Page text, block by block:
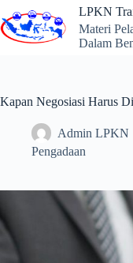
to
content
LPKN
Materi
Dalam
Kapan Negosiasi Harus
Admin LPKN
Pengadaan